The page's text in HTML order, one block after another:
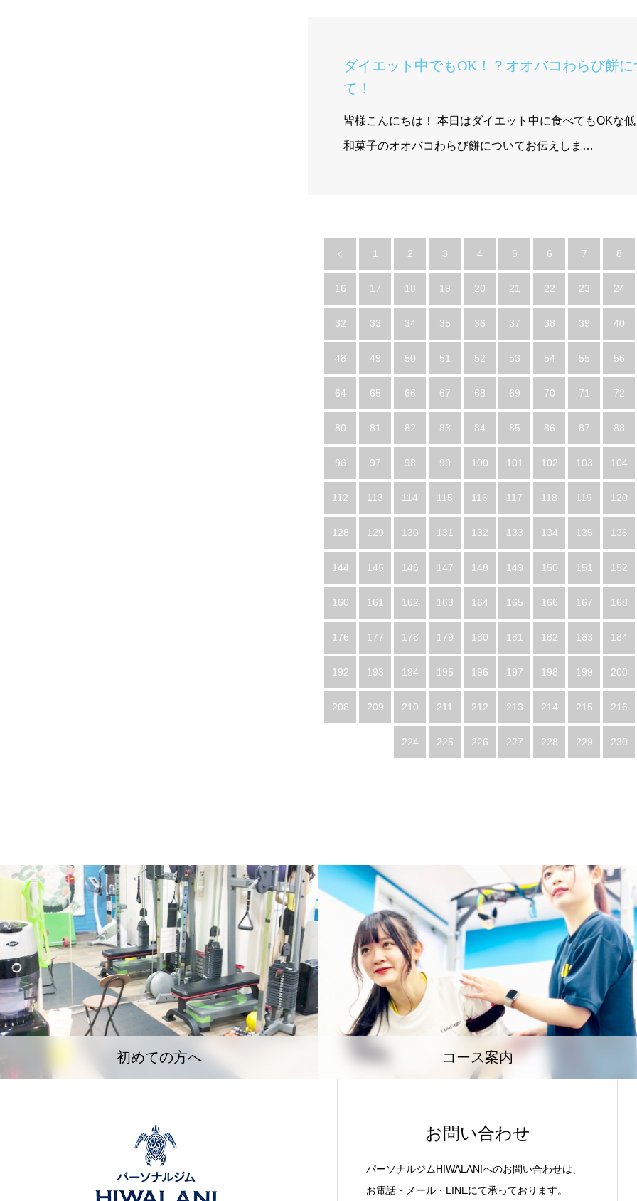
ダイエット中でもOK！？オオバコわらび餅に
て！
皆様こんにちは！ 本日はダイエット中に食べてもOKな低カロリー
和菓子のオオバコわらび餅についてお伝えしま…
1 2 3 4 5 6 7 8
16 17 18 19 20 21 22 23 24
32 33 34 35 36 37 38 39 40
48 49 50 51 52 53 54 55 56
64 65 66 67 68 69 70 71 72
80 81 82 83 84 85 86 87 88
96 97 98 99 100 101 102 103 104
112 113 114 115 116 117 118 119 120
128 129 130 131 132 133 134 135 136
144 145 146 147 148 149 150 151 152
160 161 162 163 164 165 166 167 168
176 177 178 179 180 181 182 183 184
192 193 194 195 196 197 198 199 200
208 209 210 211 212 213 214 215 216
224 225 226 227 228 229 230
初めての方へ コース案内
お問い合わせ
パーソナルジムHIWALANIへのお問い合わせは、
お電話・メール・LINEにて承っております。